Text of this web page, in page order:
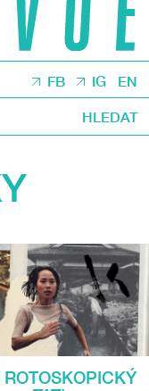
FB IG EN
HLEDAT
ROTOSKOPICKÝ